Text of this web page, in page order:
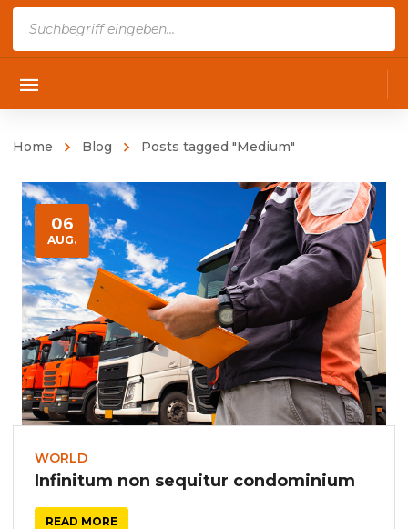
Home Blog Posts tagged "Medium"
06
AUG.
WORLD
Infinitum non sequitur condominium
READ MORE